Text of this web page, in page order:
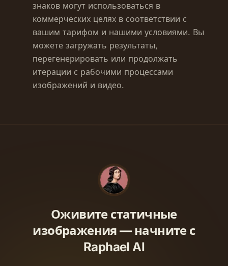
знаков могут использоваться в
коммерческих целях в соответствии с
вашим тарифом и нашими условиями. Вы
можете загружать результаты,
перегенерировать или продолжать
итерации с рабочими процессами
изображений и видео.
Оживите статичные
изображения — начните с
Raphael AI